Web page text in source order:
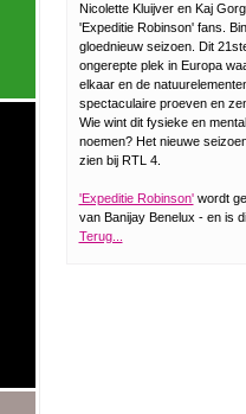
Nicolette Kluijver en Kaj
'Expeditie Robinson' fans.
gloednieuw seizoen. Dit
ongerepte plek in Europa
elkaar en de
spectaculaire proeven en
Wie wint dit fysieke en
noemen? Het nieuwe
zien bij RTL 4.
'Expeditie Robinson'wordt
van Banijay Benelux - en is
Terug...